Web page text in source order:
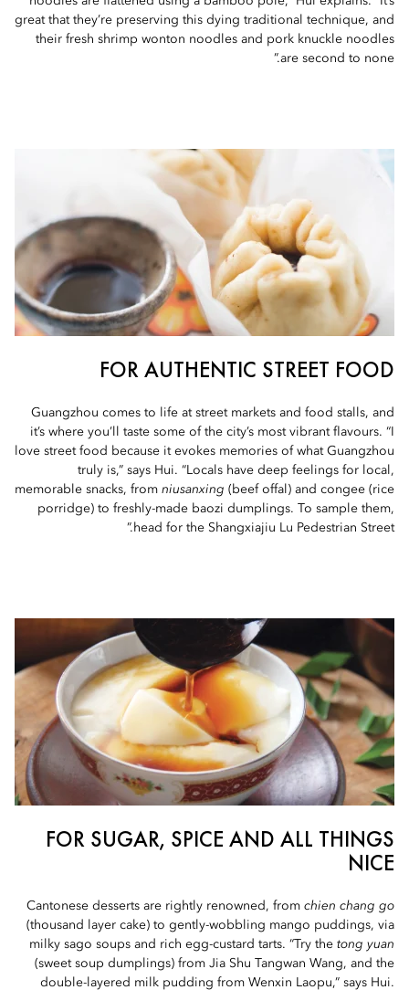
great that they’re preserving this dying traditional technique, and
their fresh shrimp wonton noodles and pork knuckle noodles
are second to none.”
FOR AUTHENTIC STREET FOOD
Guangzhou comes to life at street markets and food stalls, and
it’s where you’ll taste some of the city’s most vibrant flavours. “I
love street food because it evokes memories of what Guangzhou
truly is,” says Hui. “Locals have deep feelings for local,
memorable snacks, from niusanxing (beef offal) and congee (rice
porridge) to freshly-made baozi dumplings. To sample them,
head for the Shangxiajiu Lu Pedestrian Street.”
FOR SUGAR, SPICE AND ALL THINGS
NICE
Cantonese desserts are rightly renowned, from chien chang go
(thousand layer cake) to gently-wobbling mango puddings, via
milky sago soups and rich egg-custard tarts. “Try the tong yuan
(sweet soup dumplings) from Jia Shu Tangwan Wang, and the
double-layered milk pudding from Wenxin Laopu,” says Hui.